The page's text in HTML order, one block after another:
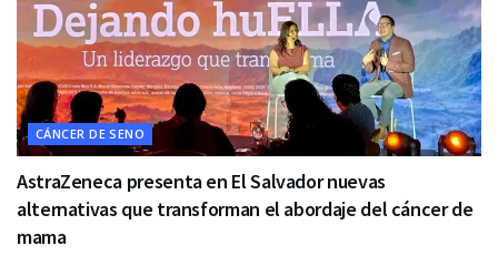
CÁNCER DE SENO
AstraZeneca presenta en El Salvador nuevas
alternativas que transforman el abordaje del cáncer de
mama